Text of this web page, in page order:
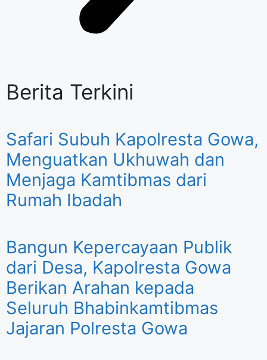
Berita Terkini
Safari Subuh Kapolresta Gowa,
Menguatkan Ukhuwah dan
Menjaga Kamtibmas dari
Rumah Ibadah
Bangun Kepercayaan Publik
dari Desa, Kapolresta Gowa
Berikan Arahan kepada
Seluruh Bhabinkamtibmas
Jajaran Polresta Gowa